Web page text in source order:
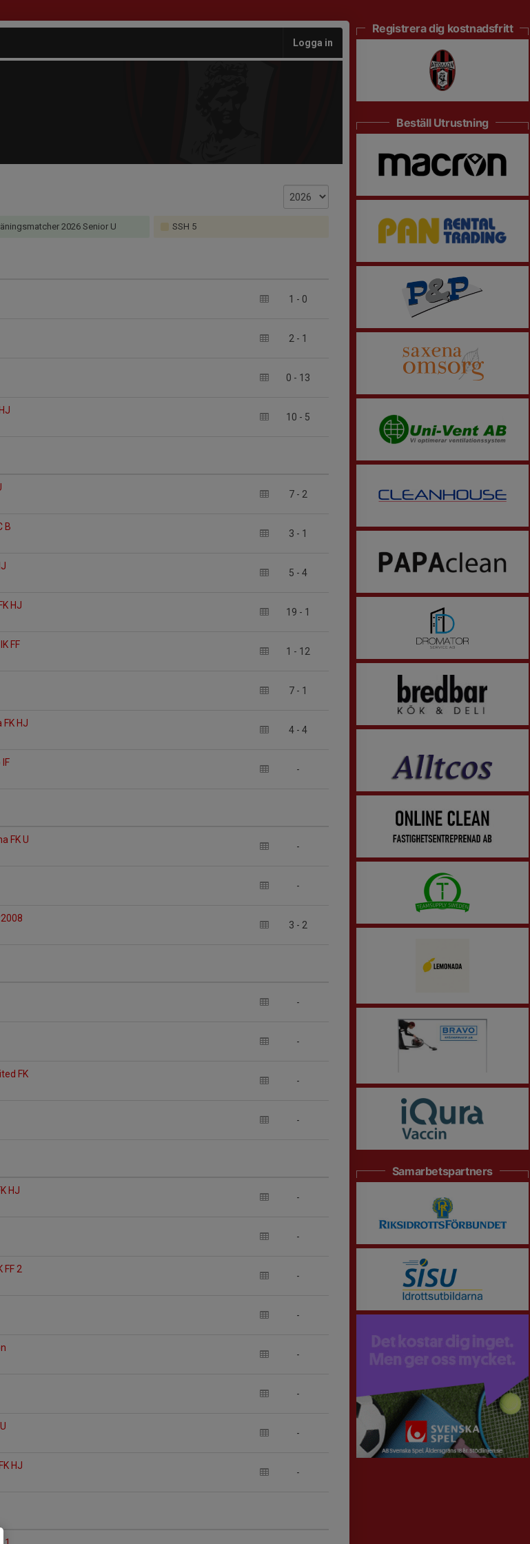
Logga in
2026 Senior U SSH 5
1 - 0
2 - 1
0 - 13
10 - 5
7 - 2
3 - 1
B
5 - 4
19 - 1
HJ
1 - 12
FF
7 - 1
4 - 4
HJ
-
-
FK U
-
3 - 2
-
-
-
FK
-
-
HJ
-
-
FF 2
-
-
-
-
-
HJ
Registrera dig kostnadsfritt
Beställ Utrustning
Samarbetspartners